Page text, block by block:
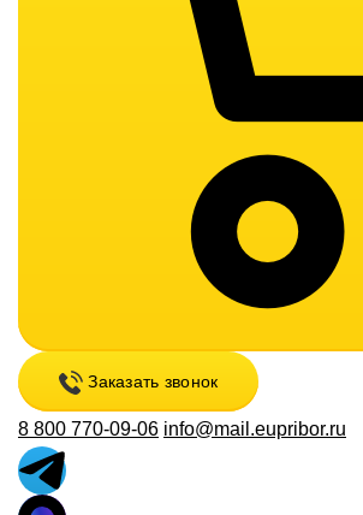
Заказать звонок
8 800 770-09-06 info@mail.eupribor.ru